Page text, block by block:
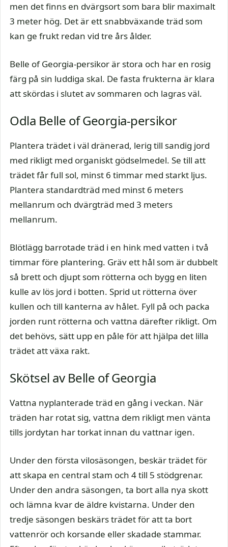
men det finns en dvärgsort som bara blir maximalt
3 meter hög. Det är ett snabbväxande träd som
kan ge frukt redan vid tre års ålder.
Belle of Georgia-persikor är stora och har en rosig
färg på sin luddiga skal. De fasta frukterna är klara
att skördas i slutet av sommaren och lagras väl.
Odla Belle of Georgia-persikor
Plantera trädet i väl dränerad, lerig till sandig jord
med rikligt med organiskt gödselmedel. Se till att
trädet får full sol, minst 6 timmar med starkt ljus.
Plantera standardträd med minst 6 meters
mellanrum och dvärgträd med 3 meters
mellanrum.
Blötlägg barrotade träd i en hink med vatten i två
timmar före plantering. Gräv ett hål som är dubbelt
så brett och djupt som rötterna och bygg en liten
kulle av lös jord i botten. Sprid ut rötterna över
kullen och till kanterna av hålet. Fyll på och packa
jorden runt rötterna och vattna därefter rikligt. Om
det behövs, sätt upp en påle för att hjälpa det lilla
trädet att växa rakt.
Skötsel av Belle of Georgia
Vattna nyplanterade träd en gång i veckan. När
träden har rotat sig, vattna dem rikligt men vänta
tills jordytan har torkat innan du vattnar igen.
Under den första vilosäsongen, beskär trädet för
att skapa en central stam och 4 till 5 stödgrenar.
Under den andra säsongen, ta bort alla nya skott
och lämna kvar de äldre kvistarna. Under den
tredje säsongen beskärs trädet för att ta bort
vattenrör och korsande eller skadade stammar.